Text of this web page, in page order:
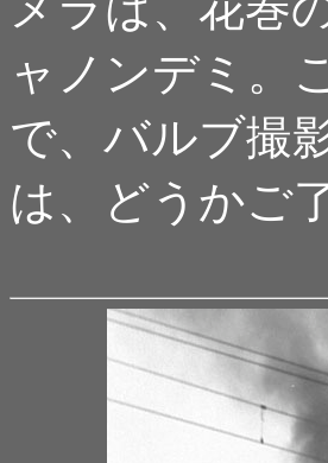
ャノンデミ。
で、バルブ撮
は、どうかご